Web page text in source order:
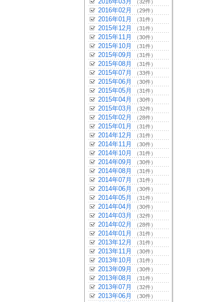
（32件）
2016年02月 （29件）
2016年01月 （31件）
2015年12月 （31件）
2015年11月 （30件）
2015年10月 （31件）
2015年09月 （31件）
2015年08月 （31件）
2015年07月 （33件）
2015年06月 （30件）
2015年05月 （31件）
2015年04月 （30件）
2015年03月 （32件）
2015年02月 （28件）
2015年01月 （31件）
2014年12月 （31件）
2014年11月 （30件）
2014年10月 （31件）
2014年09月 （30件）
2014年08月 （31件）
2014年07月 （31件）
2014年06月 （30件）
2014年05月 （31件）
2014年04月 （30件）
2014年03月 （32件）
2014年02月 （28件）
2014年01月 （31件）
2013年12月 （31件）
2013年11月 （30件）
2013年10月 （31件）
2013年09月 （30件）
2013年08月 （31件）
2013年07月 （32件）
2013年06月 （30件）